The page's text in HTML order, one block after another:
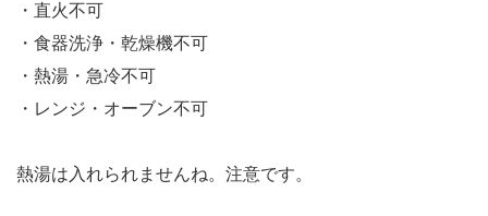
・直火不可
・食器洗浄・乾燥機不可
・熱湯・急冷不可
・レンジ・オーブン不可
熱湯は入れられませんね。注意です。